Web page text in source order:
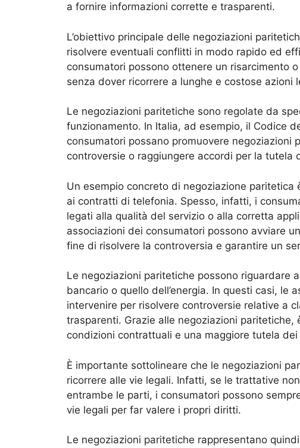
a fornire informazioni corrette e trasparenti.
L’obiettivo principale delle negoziazioni
risolvere eventuali conflitti in modo rapido ed
consumatori possono ottenere un risarcimento
senza dover ricorrere a lunghe e costose azioni
Le negoziazioni paritetiche sono regolate da
funzionamento. In Italia, ad esempio, il Codice
consumatori possano promuovere negoziazioni
controversie o raggiungere accordi per la tutela
Un esempio concreto di negoziazione
ai contratti di telefonia. Spesso, infatti, i
legati alla qualità del servizio o alla corretta
associazioni dei consumatori possono avviare
fine di risolvere la controversia e garantire un
Le negoziazioni paritetiche possono riguardare
bancario o quello dell’energia. In questi casi, le
intervenire per risolvere controversie relative a
trasparenti. Grazie alle negoziazioni
condizioni contrattuali e una maggiore tutela
È importante sottolineare che le negoziazioni
ricorrere alle vie legali. Infatti, se le trattative
entrambe le parti, i consumatori possono
vie legali per far valere i propri diritti.
Le negoziazioni paritetiche rappresentano